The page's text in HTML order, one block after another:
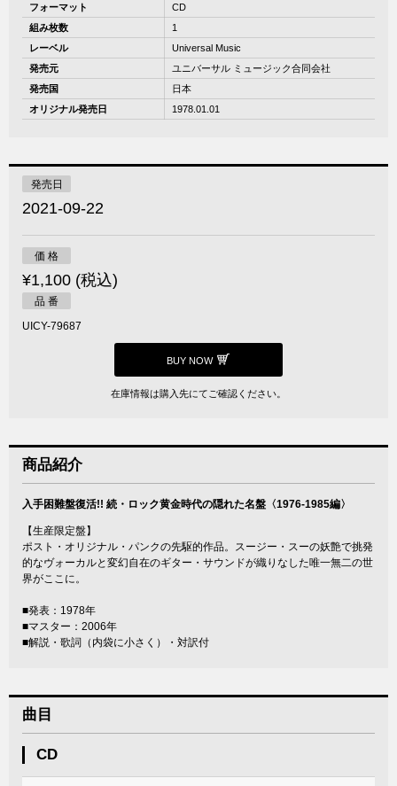
フォーマット
CD
組み枚数
1
レーベル
Universal Music
発売元
ユニバーサル ミュージック合同会社
発売国
日本
オリジナル発売日
1978.01.01
発売日
2021-09-22
価 格
¥1,100 (税込)
品 番
UICY-79687
BUY NOW
在庫情報は購入先にてご確認ください。
商品紹介
入手困難盤復活!! 続・ロック黄金時代の隠れた名盤〈1976-1985編〉
【生産限定盤】
ポスト・オリジナル・パンクの先駆的作品。スージー・スーの妖艶で挑発
的なヴォーカルと変幻自在のギター・サウンドが織りなした唯一無二の世
界がここに。
■発表：1978年
■マスター：2006年
■解説・歌詞（内袋に小さく）・対訳付
曲目
CD